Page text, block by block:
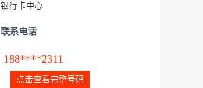
银行卡中心
联系电话
188****2311
点击查看完整号码